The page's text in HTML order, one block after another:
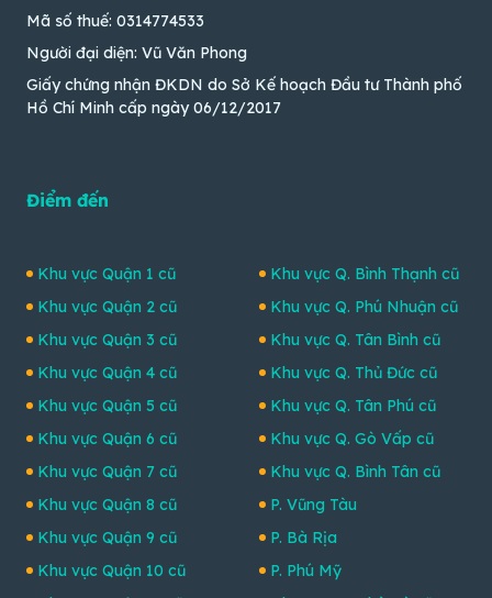
Mã số thuế: 0314774533
Người đại diện: Vũ Văn Phong
Giấy chứng nhận ĐKDN do Sở Kế hoạch Đầu tư Thành phố
Hồ Chí Minh cấp ngày 06/12/2017
Điểm đến
Khu vực Quận 1 cũ
Khu vực Quận 2 cũ
Khu vực Quận 3 cũ
Khu vực Quận 4 cũ
Khu vực Quận 5 cũ
Khu vực Quận 6 cũ
Khu vực Quận 7 cũ
Khu vực Quận 8 cũ
Khu vực Quận 9 cũ
Khu vực Quận 10 cũ
Khu vực Q. Bình Thạnh cũ
Khu vực Q. Phú Nhuận cũ
Khu vực Q. Tân Bình cũ
Khu vực Q. Thủ Đức cũ
Khu vực Q. Tân Phú cũ
Khu vực Q. Gò Vấp cũ
Khu vực Q. Bình Tân cũ
P. Vũng Tàu
P. Bà Rịa
P. Phú Mỹ